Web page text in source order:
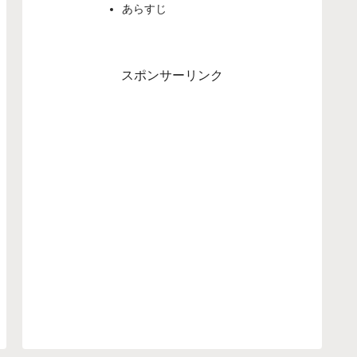
あらすじ
スポンサーリンク